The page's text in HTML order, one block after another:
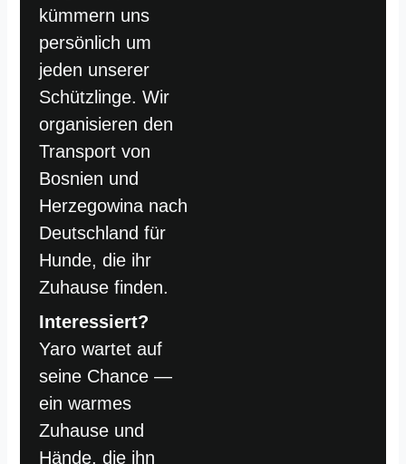
kümmern uns
persönlich um
jeden unserer
Schützlinge. Wir
organisieren den
Transport von
Bosnien und
Herzegowina nach
Deutschland für
Hunde, die ihr
Zuhause finden.
Interessiert?
Yaro wartet auf
seine Chance —
ein warmes
Zuhause und
Hände, die ihn